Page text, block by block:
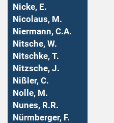
Nicke, E.
Nicolaus, M.
Niermann, C.A.
Nitsche, W.
Nitschke, T.
Nitzsche, J.
Nißler, C.
Nolle, M.
Nunes, R.R.
Nürmberger, F.